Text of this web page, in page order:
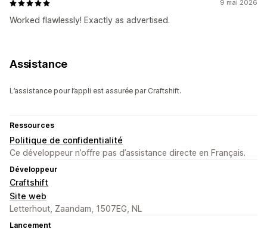
9 mai 2026
Worked flawlessly! Exactly as advertised.
Assistance
L’assistance pour l’appli est assurée par Craftshift.
Ressources
Politique de confidentialité
Ce développeur n’offre pas d’assistance directe en Français.
Développeur
Craftshift
Site web
Letterhout, Zaandam, 1507EG, NL
Lancement